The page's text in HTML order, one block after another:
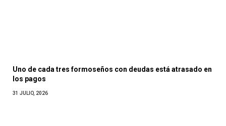
Uno de cada tres formoseños con deudas está atrasado en
los pagos
31 JULIO, 2026